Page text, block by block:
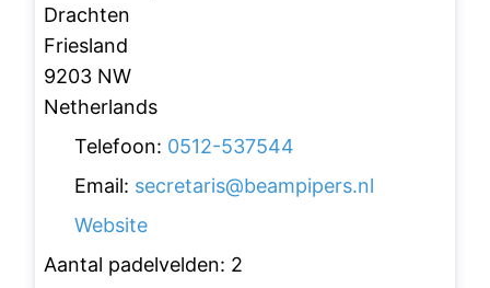
Drachten
Friesland
9203 NW
Netherlands
Telefoon: 0512-537544
Email: secretaris@beampipers.nl
Website
Aantal padelvelden: 2